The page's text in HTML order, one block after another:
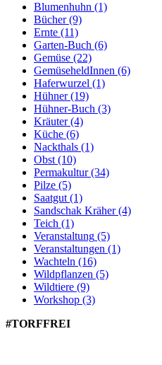
Blumenhuhn (1)
Bücher(9)
Ernte (11)
Garten-Buch (6)
Gemüse (22)
GemüseheldInnen (6)
Haferwurzel (1)
Hühner(19)
Hühner-Buch (3)
Kräuter(4)
Küche (6)
Nackthals (1)
Obst (10)
Permakultur(34)
Pilze (5)
Saatgut (1)
Sandschak Kräher(4)
Teich (1)
Veranstaltung (5)
Veranstaltungen (1)
Wachteln (16)
Wildpflanzen (5)
Wildtiere (9)
Workshop (3)
#TORFFREI